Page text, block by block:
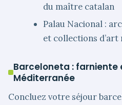
du maître catalan
Palau Nacional :
et collections d’art
Barceloneta : farniente
Méditerranée
Concluez votre séjour